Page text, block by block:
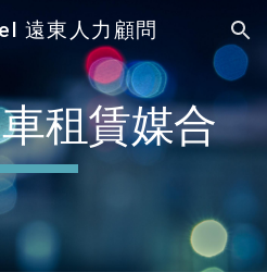
Skip to navigation
遠東人力顧問
租賃媒合